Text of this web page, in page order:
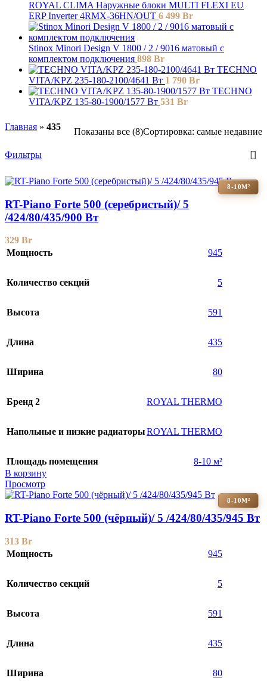
ROYAL CLIMA Наружные блоки MULTI FLEXI EU
ERP Inverter 4RMX-36HN/OUT 6 499 Br
Stinox Minori Design V 1800 / 2 / 9016 матовый с
комплектом подключения 898 Br
TECHNO
VITA/KPZ 235-180-2100/4641 Вт 1 790 Br
TECHNO
VITA/KPZ 135-80-1900/1577 Вт 531 Br
Главная » 435 Показаны все (8)Сортировка: самые недавние
Фильтры
8-10М²
RT-Piano Forte 500 (серебристый)/ 5
/424/80/435/900 Вт
329 Br
Мощность
945
Количество секций 5
Высота 591
Длина 435
Ширина 80
Бренд 2 ROYAL THERMO
Напольные и низкие радиаторыROYAL THERMO
Площадь помещения
8-10 м²
В корзину
Просмотр
8-10М²
RT-Piano Forte 500 (чёрный)/ 5 /424/80/435/945 Вт
313 Br
Мощность
945
Количество секций 5
Высота 591
Длина 435
Ширина 80